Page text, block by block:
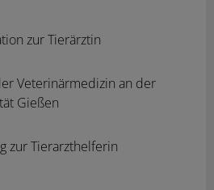
zur Tierärztin
Veterinärmedizin an der
Gießen
zur Tierarzthelferin